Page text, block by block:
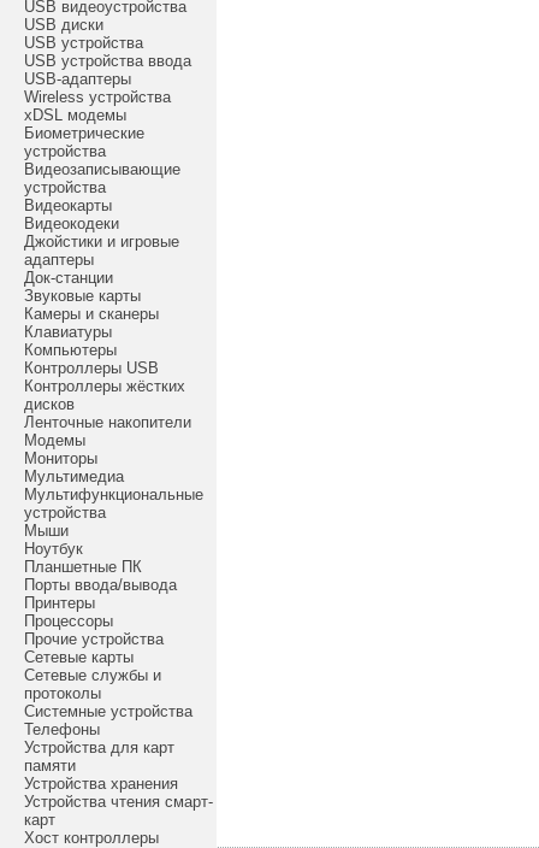
USB видеоустройства
USB диски
USB устройства
USB устройства ввода
USB-адаптеры
Wireless устройства
xDSL модемы
Биометрические
устройства
Видеозаписывающие
устройства
Видеокарты
Видеокодеки
Джойстики и игровые
адаптеры
Док-станции
Звуковые карты
Камеры и сканеры
Клавиатуры
Компьютеры
Контроллеры USB
Контроллеры жёстких
дисков
Ленточные накопители
Модемы
Мониторы
Мультимедиа
Мультифункциональные
устройства
Мыши
Ноутбук
Планшетные ПК
Порты ввода/вывода
Принтеры
Процессоры
Прочие устройства
Сетевые карты
Сетевые службы и
протоколы
Системные устройства
Телефоны
Устройства для карт
памяти
Устройства хранения
Устройства чтения смарт-
карт
Хост контроллеры